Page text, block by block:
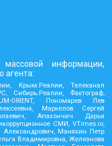
информации,
агента:
Крым.Реалии, Телеканал
Сибирь.Реалии, Фактограф,
ORIENT, Пономарев Лев
Маркелов Сергей
Апахончич Дарья
СМИ, VTimes.io,
Маняхин Петр
Владимировна, Железнова